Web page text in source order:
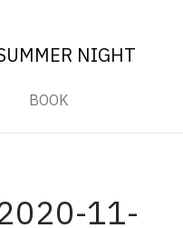
NIGHT
BOOK
11-